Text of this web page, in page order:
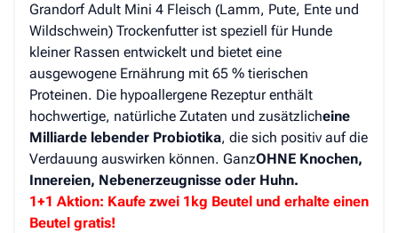
Grandorf Adult Mini 4 Fleisch (Lamm, Pute, Ente und
Wildschwein) Trockenfutter ist speziell für Hunde
kleiner Rassen entwickelt und bietet eine
ausgewogene Ernährung mit 65 % tierischen
Proteinen. Die hypoallergene Rezeptur enthält
hochwertige, natürliche Zutaten und zusätzlicheine
Milliarde lebender Probiotika, die sich positiv auf die
Verdauung auswirken können. GanzOHNE Knochen,
Innereien, Nebenerzeugnisse oder Huhn.
1+1 Aktion: Kaufe zwei 1kg Beutel und erhalte einen
Beutel gratis!